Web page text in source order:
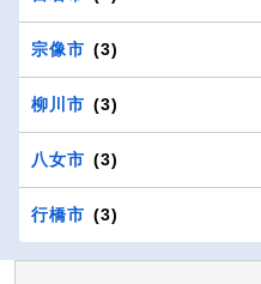
宗像市 (3)
柳川市 (3)
八女市 (3)
行橋市 (3)